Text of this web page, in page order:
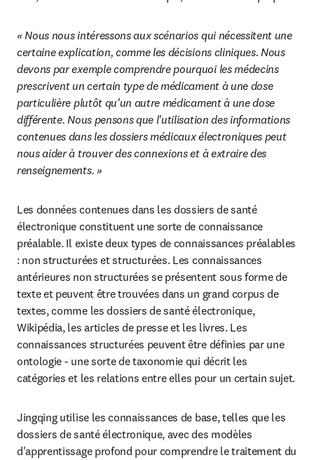
« Nous nous intéressons aux scénarios qui nécessitent une
certaine explication, comme les décisions cliniques. Nous
devons par exemple comprendre pourquoi les médecins
prescrivent un certain type de médicament à une dose
particulière plutôt qu'un autre médicament à une dose
différente. Nous pensons que l'utilisation des informations
contenues dans les dossiers médicaux électroniques peut
nous aider à trouver des connexions et à extraire des
renseignements. »
Les données contenues dans les dossiers de santé
électronique constituent une sorte de connaissance
préalable. Il existe deux types de connaissances préalables
: non structurées et structurées. Les connaissances
antérieures non structurées se présentent sous forme de
texte et peuvent être trouvées dans un grand corpus de
textes, comme les dossiers de santé électronique,
Wikipédia, les articles de presse et les livres. Les
connaissances structurées peuvent être définies par une
ontologie - une sorte de taxonomie qui décrit les
catégories et les relations entre elles pour un certain sujet.
Jingqing utilise les connaissances de base, telles que les
dossiers de santé électronique, avec des modèles
d'apprentissage profond pour comprendre le traitement du